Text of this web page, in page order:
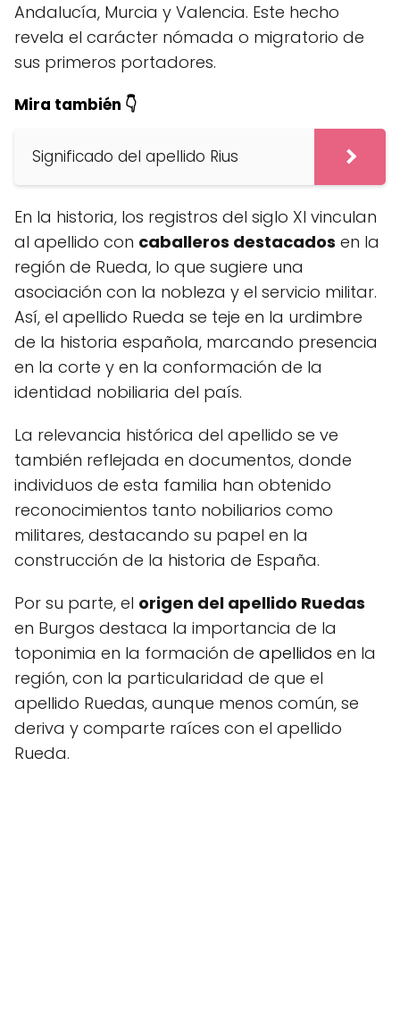
Andalucía, Murcia y Valencia. Este hecho
revela el carácter nómada o migratorio de
sus primeros portadores.
Mira también 👇
Significado del apellido Rius
En la historia, los registros del siglo XI vinculan
al apellido con caballeros destacados en la
región de Rueda, lo que sugiere una
asociación con la nobleza y el servicio militar.
Así, el apellido Rueda se teje en la urdimbre
de la historia española, marcando presencia
en la corte y en la conformación de la
identidad nobiliaria del país.
La relevancia histórica del apellido se ve
también reflejada en documentos, donde
individuos de esta familia han obtenido
reconocimientos tanto nobiliarios como
militares, destacando su papel en la
construcción de la historia de España.
Por su parte, el origen del apellido Ruedas
en Burgos destaca la importancia de la
toponimia en la formación de apellidos en la
región, con la particularidad de que el
apellido Ruedas, aunque menos común, se
deriva y comparte raíces con el apellido
Rueda.